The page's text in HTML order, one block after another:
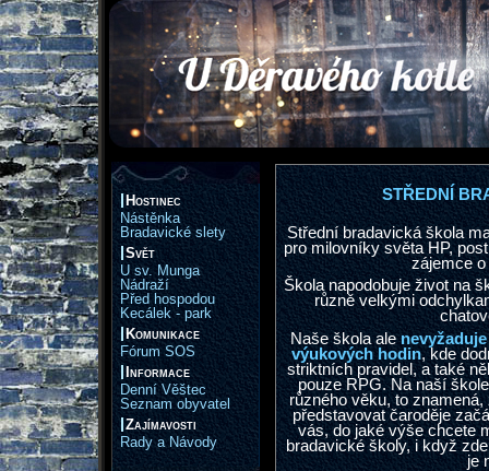
Hostinec
Nástěnka
Bradavické slety
Svět
U sv. Munga
Nádraží
Před hospodou
Kecálek - park
Komunikace
Fórum SOS
Informace
Denní Věštec
Seznam obyvatel
Zajímavosti
Rady a Návody
STŘEDNÍ
Střední bradavická škola
pro milovníky světa HP,
zájemce
Škola napodobuje život na
různě velkými
Naše škola ale
výukových hodin, kde
striktních pravidel, a také
pouze RPG. Na naší
různého věku, to
představovat čaroděje
vás, do jaké výše chcete
bradavické školy, i když
je